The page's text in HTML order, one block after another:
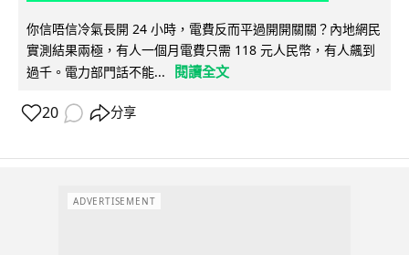
你信唔信冷氣長開 24 小時，電費反而平過開開關關？內地網民
實測結果兩極，有人一個月電費只需 118 元人民幣，有人飆到
過千。電力部門話不能...
閱讀全文
20 分享
ADVERTISEMENT